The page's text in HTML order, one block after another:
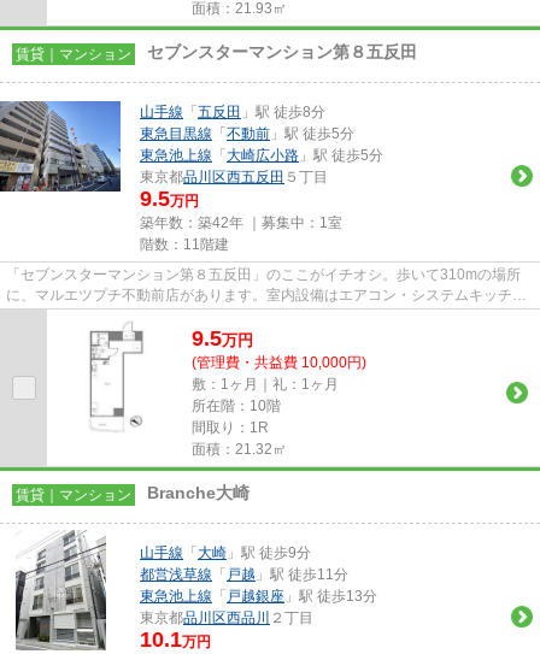
面積：21.93㎡
賃貸｜マンション セブンスターマンション第８五反田
山手線 「 五反田 」駅 徒歩8分
東急目黒線 「 不動前 」駅 徒歩5分
東急池上線 「 大崎広小路 」駅 徒歩5分
東京都品川区西五反田 ５丁目
9.5万円
築年数：築42年 ｜募集中： 1室
階数：11階建
「セブンスターマンション第８五反田」のここがイチオシ。歩いて310mの場所
に、マルエツプチ不動前店があります。室内設備はエアコン・システムキッチン
9.5万円
(管理費・共益費 10,000円)
敷：1ヶ月｜礼：1ヶ月
所在階：10階
間取り：1R
面積：21.32㎡
賃貸｜マンション Branche大崎
山手線 「 大崎 」駅 徒歩9分
都営浅草線 「 戸越 」駅 徒歩11分
東急池上線 「 戸越銀座 」駅 徒歩13分
東京都品川区西品川 ２丁目
10.1万円